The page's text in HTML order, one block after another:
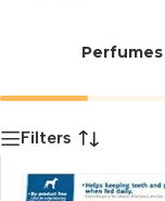
Perfumes
Filters